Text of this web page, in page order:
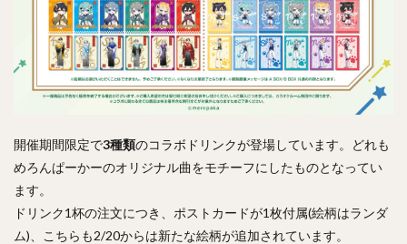
開催期間限定で3種類のコラボドリンクが登場しています。どれも
めろんぱーかーのオリジナル曲をモチーフにしたものとなってい
ます。
ドリンク1杯の注文につき、ポストカードが1枚付属(絵柄はランダ
ム)、こちらも2/20からは新たな絵柄が追加されています。